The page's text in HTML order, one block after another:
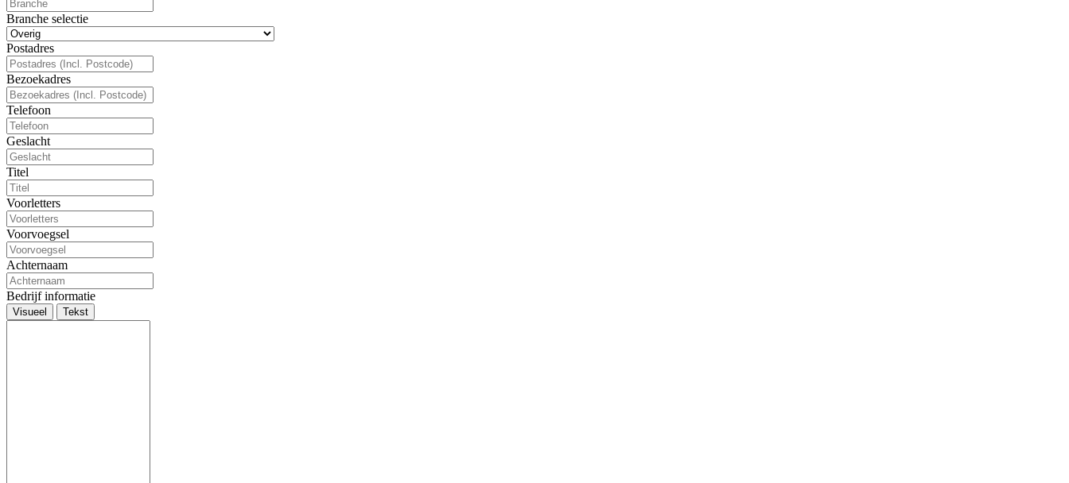
Branche selectie
Postadres
Bezoekadres
Telefoon
Geslacht
Titel
Voorletters
Voorvoegsel
Achternaam
Bedrijf informatie
Visueel Tekst